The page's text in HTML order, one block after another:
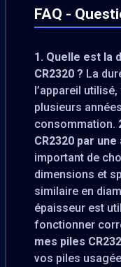
FAQ -
1. Quelle est la
CR2320 ? La
l’appareil
plusieurs
consommation.
CR2320 par
important de
dimensions et
similaire en
épaisseur est
fonctionner
mes piles
vos piles